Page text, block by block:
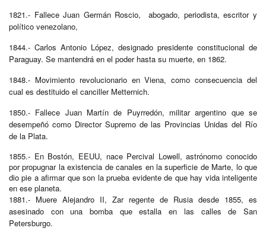
1821.- Fallece Juan Germán Roscio, abogado, periodista, escritor y
político venezolano,
1844.- Carlos Antonio López, designado presidente constitucional de
Paraguay. Se mantendrá en el poder hasta su muerte, en 1862.
1848.- Movimiento revolucionario en Viena, como consecuencia del
cual es destituido el canciller Metternich.
1850.- Fallece Juan Martín de Puyrredón, militar argentino que se
desempeñó como Director Supremo de las Provincias Unidas del Río
de la Plata.
1855.- En Bostón, EEUU, nace Percival Lowell, astrónomo conocido
por propugnar la existencia de canales en la superficie de Marte, lo que
dio pie a afirmar que son la prueba evidente de que hay vida inteligente
en ese planeta.
1881.- Muere Alejandro II, Zar regente de Rusia desde 1855, es
asesinado con una bomba que estalla en las calles de San
Petersburgo.